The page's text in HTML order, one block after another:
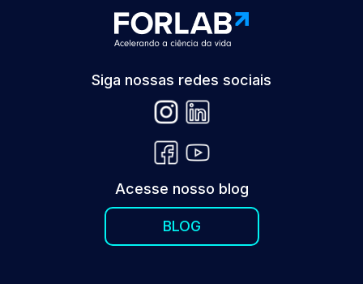
Siga nossas redes sociais
Acesse nosso blog
BLOG